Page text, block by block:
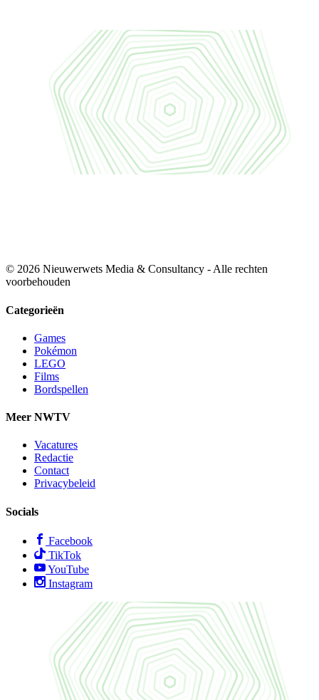
© 2026 Nieuwerwets Media & Consultancy - Alle rechten
voorbehouden
Categorieën
Games
Pokémon
LEGO
Films
Bordspellen
Meer NWTV
Vacatures
Redactie
Contact
Privacybeleid
Socials
Facebook
TikTok
YouTube
Instagram